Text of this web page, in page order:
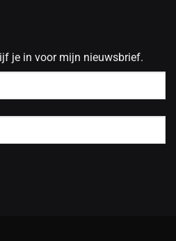
je in voor mijn nieuwsbrief.